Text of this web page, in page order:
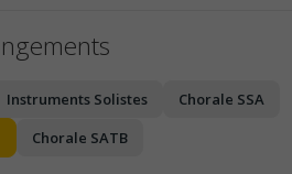
Instruments Solistes
Chorale SSA
Chorale SATB